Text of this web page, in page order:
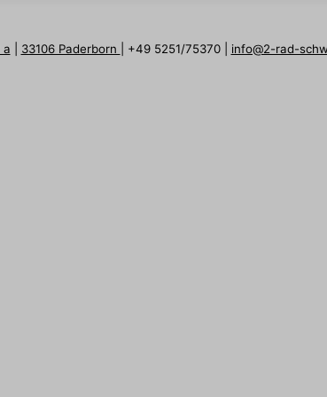
a 33106 Paderborn | +49 5251/75370 | info@2-rad-